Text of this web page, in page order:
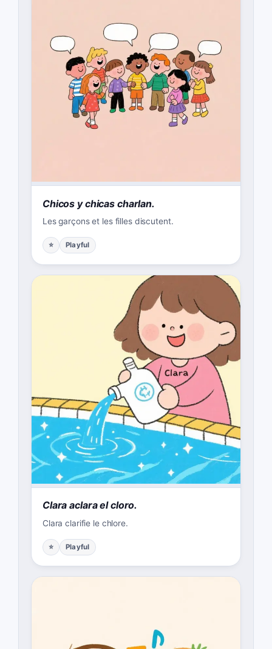
Chicos y chicas charlan.
Les garçons et les filles discutent.
⭐ Playful
Clara aclara el cloro.
Clara clarifie le chlore.
⭐ Playful